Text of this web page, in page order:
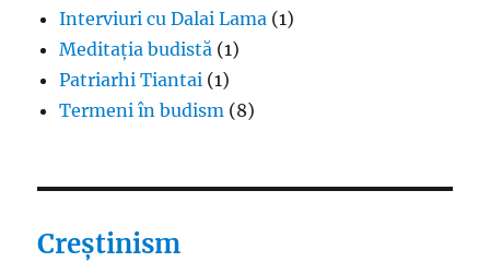
Interviuri cu Dalai Lama (1)
Meditația budistă (1)
Patriarhi Tiantai (1)
Termeni în budism (8)
Creștinism